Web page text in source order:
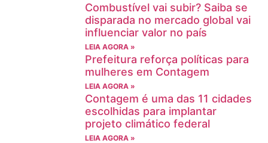
Combustível vai subir? Saiba se
disparada no mercado global vai
influenciar valor no país
LEIA AGORA »
Prefeitura reforça políticas para
mulheres em Contagem
LEIA AGORA »
Contagem é uma das 11 cidades
escolhidas para implantar
projeto climático federal
LEIA AGORA »